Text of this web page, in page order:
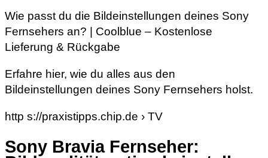
Wie passt du die Bildeinstellungen deines Sony
Fernsehers an? | Coolblue – Kostenlose
Lieferung & Rückgabe
Erfahre hier, wie du alles aus den
Bildeinstellungen deines Sony Fernsehers holst.
http s://praxistipps.chip.de › TV
Sony Bravia Fernseher: